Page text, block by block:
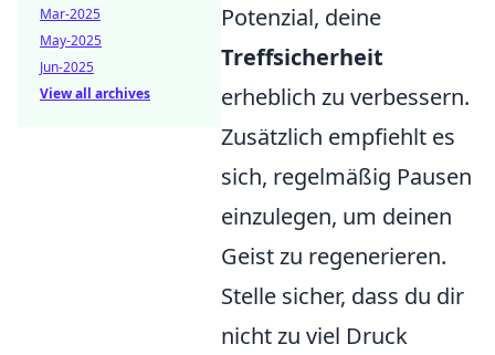
Potenzial, deine
Treffsicherheit
erheblich zu verbessern.
Zusätzlich empfiehlt es
sich, regelmäßig Pausen
einzulegen, um deinen
Geist zu regenerieren.
Stelle sicher, dass du dir
nicht zu viel Druck
Mar-2025
May-2025
Jun-2025
View all archives